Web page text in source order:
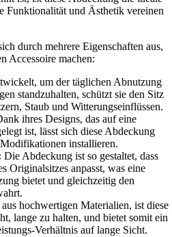
Funktionalität und Ästhetik vereinen
durch mehrere Eigenschaften aus,
Accessoire machen:
um der täglichen Abnutzung
standzuhalten, schützt sie den Sitz
Staub und Witterungseinflüssen.
ihres Designs, das auf eine
ist, lässt sich diese Abdeckung
installieren.
Die Abdeckung ist so gestaltet, dass
Originalsitzes anpasst, was eine
bietet und gleichzeitig den
hochwertigen Materialien, ist diese
lange zu halten, und bietet somit ein
Verhältnis auf lange Sicht.